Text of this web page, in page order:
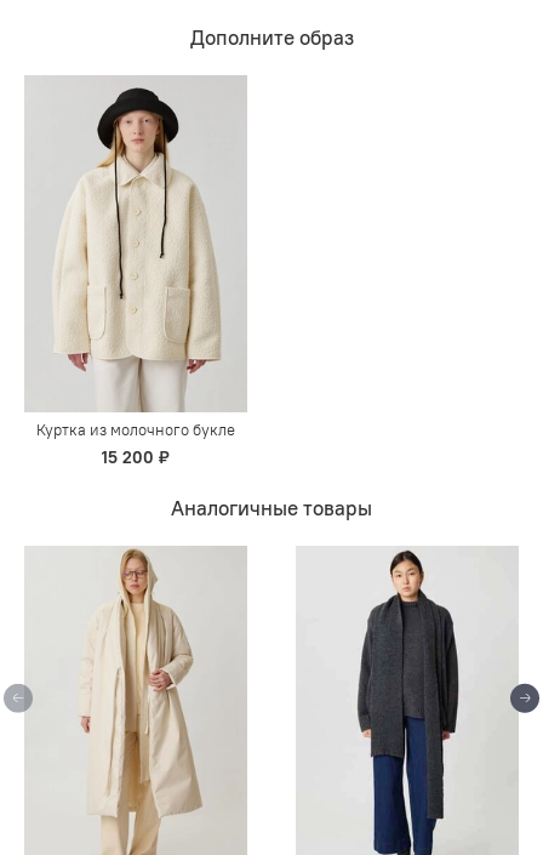
Дополните образ
Куртка из молочного букле
15 200 ₽
Аналогичные товары